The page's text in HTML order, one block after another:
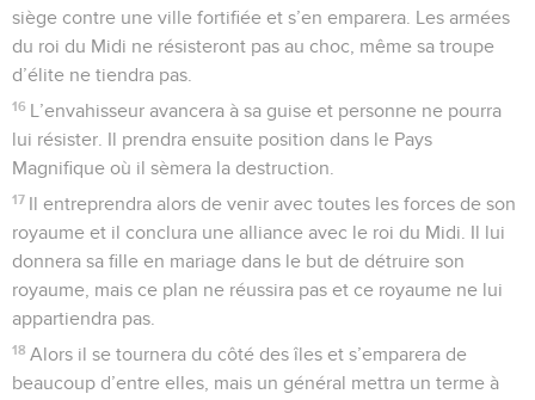
siège contre une ville fortifiée et s’en emparera. Les armées
du roi du Midi ne résisteront pas au choc, même sa troupe
d’élite ne tiendra pas.
16 L’envahisseur avancera à sa guise et personne ne pourra
lui résister. Il prendra ensuite position dans le Pays
Magnifique où il sèmera la destruction.
17 Il entreprendra alors de venir avec toutes les forces de son
royaume et il conclura une alliance avec le roi du Midi. Il lui
donnera sa fille en mariage dans le but de détruire son
royaume, mais ce plan ne réussira pas et ce royaume ne lui
appartiendra pas.
18 Alors il se tournera du côté des îles et s’emparera de
beaucoup d’entre elles, mais un général mettra un terme à